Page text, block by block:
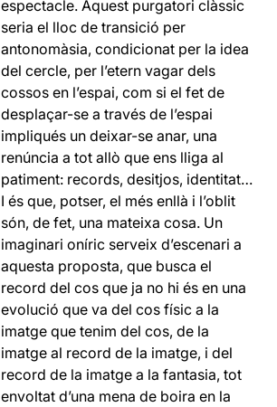
espectacle. Aquest purgatori clàssic
seria el lloc de transició per
antonomàsia, condicionat per la idea
del cercle, per l’etern vagar dels
cossos en l’espai, com si el fet de
desplaçar-se a través de l’espai
impliqués un deixar-se anar, una
renúncia a tot allò que ens lliga al
patiment: records, desitjos, identitat…
I és que, potser, el més enllà i l’oblit
són, de fet, una mateixa cosa. Un
imaginari oníric serveix d’escenari a
aquesta proposta, que busca el
record del cos que ja no hi és en una
evolució que va del cos físic a la
imatge que tenim del cos, de la
imatge al record de la imatge, i del
record de la imatge a la fantasia, tot
envoltat d’una mena de boira en la